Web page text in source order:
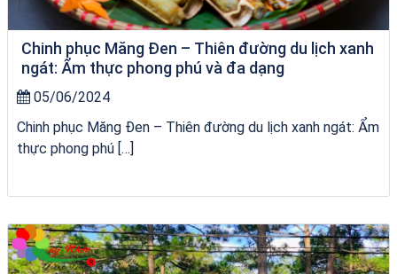
Chinh phục Măng Đen – Thiên đường du lịch xanh
ngát: Ẩm thực phong phú và đa dạng
05/06/2024
Chinh phục Măng Đen – Thiên đường du lịch xanh ngát: Ẩm
thực phong phú […]
bãi tắm Quy Nhơn